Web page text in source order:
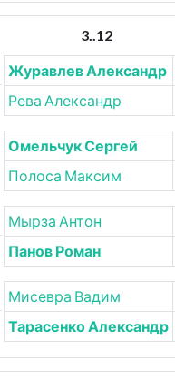
3..12
Журавлев Александр
Рева Александр
Омельчук Сергей
Полоса Максим
Мырза Антон
Панов Роман
Мисевра Вадим
Тарасенко Александр